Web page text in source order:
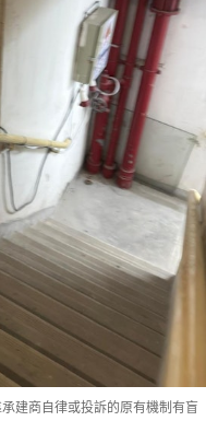
建商自律或投訴的原有機制有盲